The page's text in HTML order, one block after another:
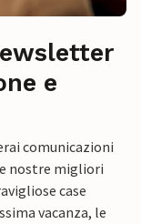
e
comunicazioni
nostre migliori
case
vacanza, le